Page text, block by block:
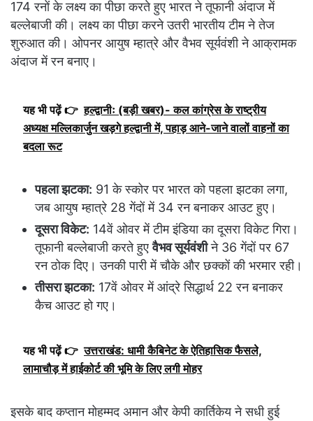
174 रनों के लक्ष्य का पीछा करते हुए भारत ने तूफानी अंदाज में
बल्लेबाजी की। लक्ष्य का पीछा करने उतरी भारतीय टीम ने तेज
शुरुआत की। ओपनर आयुष म्हात्रे और वैभव सूर्यवंशी ने आक्रामक
अंदाज में रन बनाए।
यह भी पढ़ें 👉 हल्द्वानीः (बड़ी खबर)- कल कांग्रेस के राष्ट्रीय
अध्यक्ष मल्लिकार्जुन खड़गे हल्द्वानी में, पहाड़ आने-जाने वालों वाहनों का
बदला रूट
पहला झटका: 91 के स्कोर पर भारत को पहला झटका लगा,
जब आयुष म्हात्रे 28 गेंदों में 34 रन बनाकर आउट हुए।
दूसरा विकेट: 14वें ओवर में टीम इंडिया का दूसरा विकेट गिरा।
तूफानी बल्लेबाजी करते हुएवैभव सूर्यवंशीने 36 गेंदों पर 67
रन ठोक दिए। उनकी पारी में चौके और छक्कों की भरमार रही।
तीसरा झटका: 17वें ओवर में आंद्रे सिद्धार्थ 22 रन बनाकर
कैच आउट हो गए।
यह भी पढ़ें 👉 उत्तराखंड: धामी कैबिनेट के ऐतिहासिक फैसले,
लामाचौड़ में हाईकोर्ट की भूमि के लिए लगी मोहर
इसके बाद कप्तान मोहम्मद अमान और केपी कार्तिकेय ने सधी हुई